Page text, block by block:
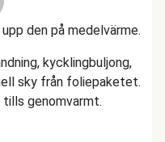
den på medelvärme.
kycklingbuljong,
sky från foliepaketet.
tills genomvarmt.